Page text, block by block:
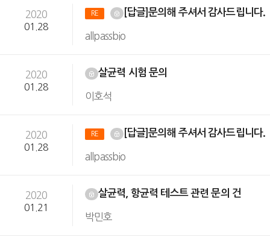
2020
01.28
RE [답글]문의해 주셔서 감사드립니다.
allpassbio
2020
01.28
살균력 시험 문의
이호석
2020
01.28
RE [답글]문의해 주셔서 감사드립니다.
allpassbio
2020
01.21
살균력, 항균력 테스트 관련 문의 건
박민호